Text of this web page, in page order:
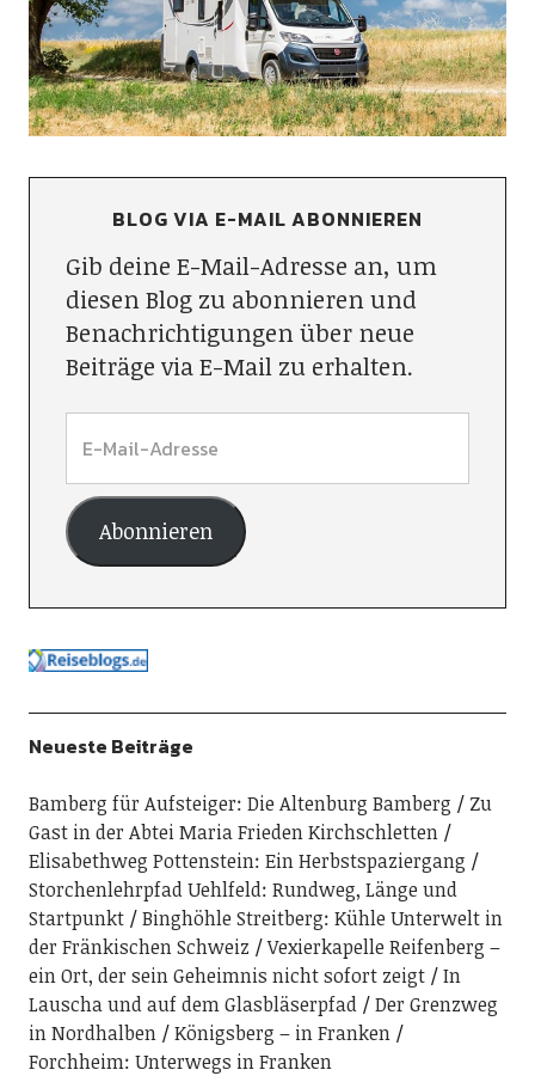
BLOG VIA E-MAIL ABONNIEREN
Gib deine E-Mail-Adresse an, um
diesen Blog zu abonnieren und
Benachrichtigungen über neue
Beiträge via E-Mail zu erhalten.
Abonnieren
Neueste Beiträge
Bamberg für Aufsteiger: Die Altenburg Bamberg
Zu
Gast in der Abtei Maria Frieden Kirchschletten
Elisabethweg Pottenstein: Ein Herbstspaziergang
Storchenlehrpfad Uehlfeld: Rundweg, Länge und
Startpunkt
Binghöhle Streitberg: Kühle Unterwelt in
der Fränkischen Schweiz
Vexierkapelle Reifenberg –
ein Ort, der sein Geheimnis nicht sofort zeigt
In
Lauscha und auf dem Glasbläserpfad
Der Grenzweg
in Nordhalben
Königsberg – in Franken
Forchheim: Unterwegs in Franken